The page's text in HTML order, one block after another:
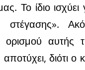
Το ίδιο ισχύει
στέγασης».
ορισμού αυτής
διότι ο